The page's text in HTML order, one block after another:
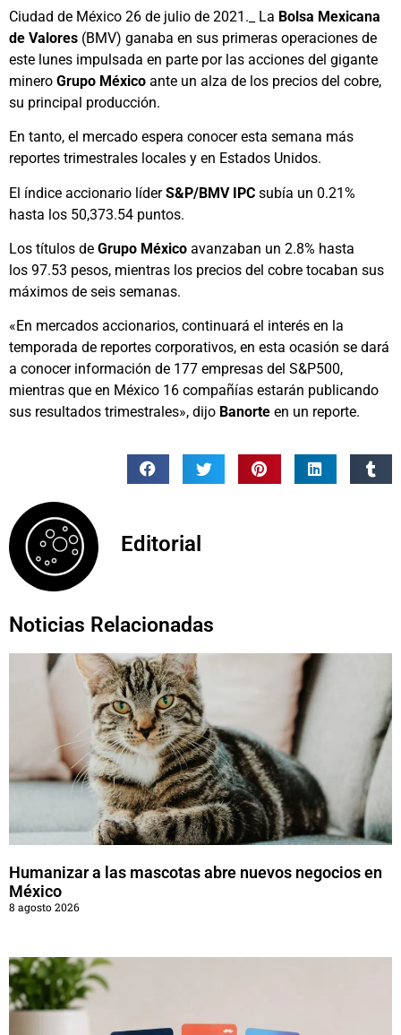
Ciudad de México 26 de julio de 2021._ La Bolsa Mexicana
de Valores (BMV) ganaba en sus primeras operaciones de
este lunes impulsada en parte por las acciones del gigante
minero Grupo México ante un alza de los precios del cobre,
su principal producción.
En tanto, el mercado espera conocer esta semana más
reportes trimestrales locales y en Estados Unidos.
El índice accionario líderS&P/BMV IPC subía un 0.21%
hasta los 50,373.54 puntos.
Los títulos de Grupo México avanzaban un 2.8% hasta
los 97.53 pesos, mientras los precios del cobre tocaban sus
máximos de seis semanas.
«En mercados accionarios, continuará el interés en la
temporada de reportes corporativos, en esta ocasión se dará
a conocer información de 177 empresas del S&P500,
mientras que en México 16 compañías estarán publicando
sus resultados trimestrales», dijo Banorte en un reporte.
Editorial
Noticias Relacionadas
Humanizar a las mascotas abre nuevos negocios en
México
8 agosto 2026